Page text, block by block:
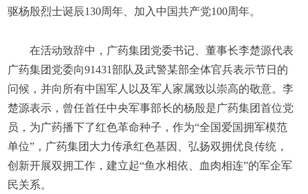
驱杨殷烈士诞辰130周年、加入中国共产党100周年。
在活动致辞中，广药集团党委书记、董事长李楚源代表
广药集团党委向91431部队及武警某部全体官兵表示节日的
问候，并向所有中国军人以及军人家属致以崇高的敬意。李
楚源表示，曾任首任中央军事部长的杨殷是广药集团首位党
员，为广药播下了红色革命种子，作为“全国爱国拥军模范
单位”，广药集团大力传承红色基因、弘扬双拥优良传统，
创新开展双拥工作，建立起“鱼水相依、血肉相连”的军企军
民关系。